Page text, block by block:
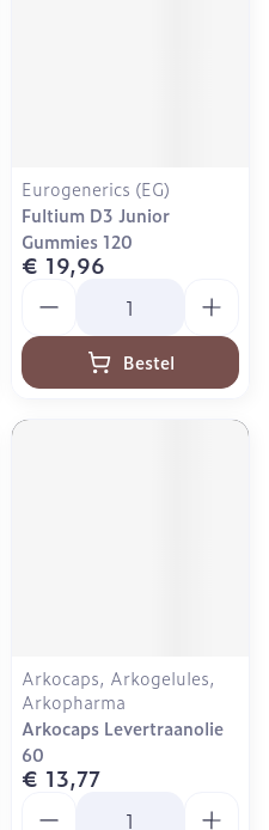
Eurogenerics (EG)
Fultium D3 Junior
Gummies 120
€ 19,96
Bestel
Arkocaps, Arkogelules,
Arkopharma
Arkocaps Levertraanolie
60
€ 13,77